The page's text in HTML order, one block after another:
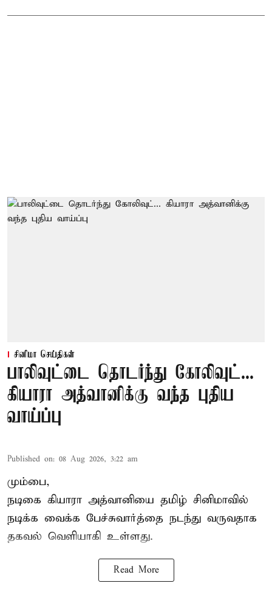
சினிமா செய்திகள்
பாலிவுட்டை தொடர்ந்து கோலிவுட்...
கியாரா அத்வானிக்கு வந்த புதிய
வாய்ப்பு
Published on: 08 Aug 2026, 3:22 am
மும்பை,
நடிகை கியாரா அத்வானியை தமிழ் சினிமாவில்
நடிக்க வைக்க பேச்சுவார்த்தை நடந்து வருவதாக
தகவல் வெளியாகி உள்ளது.
Read More